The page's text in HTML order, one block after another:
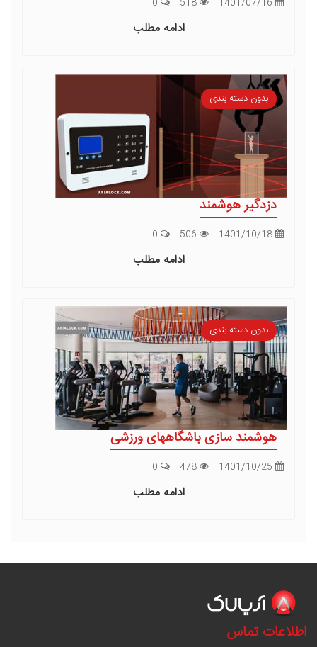
ادامه مطلب
بدون دسته بندی
دزدگیر هوشمند
ادامه مطلب
بدون دسته بندی
هوشمند سازی باشگاههای ورزشی
ادامه مطلب
اطلاعات تماس